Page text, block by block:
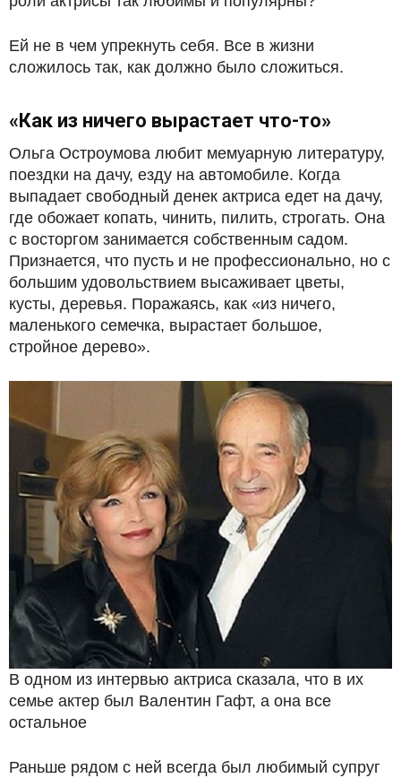
Ей не в чем упрекнуть себя. Все в жизни
сложилось так, как должно было сложиться.
«Как из ничего вырастает что-то»
Ольга Остроумова любит мемуарную литературу,
поездки на дачу, езду на автомобиле. Когда
выпадает свободный денек актриса едет на дачу,
где обожает копать, чинить, пилить, строгать. Она
с восторгом занимается собственным садом.
Признается, что пусть и не профессионально, но с
большим удовольствием высаживает цветы,
кусты, деревья. Поражаясь, как «из ничего,
маленького семечка, вырастает большое,
стройное дерево».
В одном из интервью актриса сказала, что в их
семье актер был Валентин Гафт, а она все
остальное
Раньше рядом с ней всегда был любимый супруг